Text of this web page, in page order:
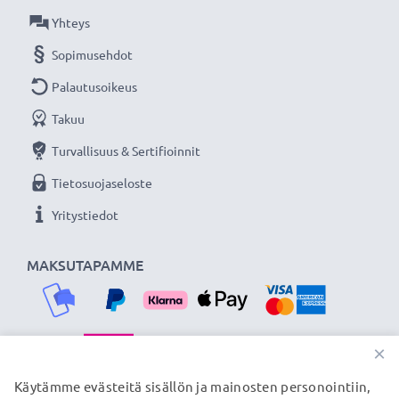
verkkokauppa, joka tarjoaa laadukkaita tuotteita, ja
siksi tarjoamme 36 kuukauden takuun!
MAKSUTAPAMME
Yhteys
Sopimusehdot
Palautusoikeus
Takuu
Turvallisuus & Sertifioinnit
Tietosuojaseloste
Yritystiedot
TOIMITUSKUMPPANIMME
×
Käytämme evästeitä sisällön ja mainosten personointiin,